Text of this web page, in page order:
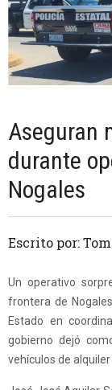
Aseguran
durante
Nogales
Escrito por:
Un operativo
frontera de
Estado en
gobierno dejó
vehículos de alquiler